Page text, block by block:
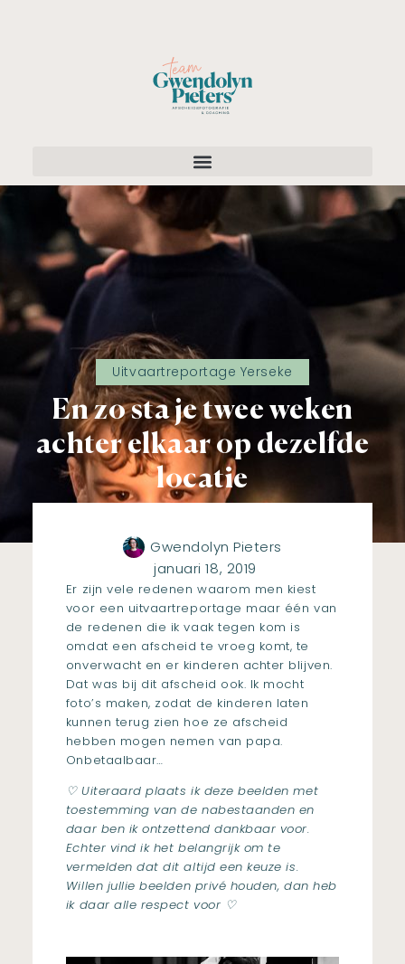
Uitvaartreportage Yerseke
En zo sta je twee weken
achter elkaar op dezelfde
locatie
Gwendolyn Pieters
januari 18, 2019
Er zijn vele redenen waarom men kiest
voor een uitvaartreportage maar één van
de redenen die ik vaak tegen kom is
omdat een afscheid te vroeg komt, te
onverwacht en er kinderen achter blijven.
Dat was bij dit afscheid ook. Ik mocht
foto’s maken, zodat de kinderen laten
kunnen terug zien hoe ze afscheid
hebben mogen nemen van papa.
Onbetaalbaar…
♡ Uiteraard plaats ik deze beelden met
toestemming van de nabestaanden en
daar ben ik ontzettend dankbaar voor.
Echter vind ik het belangrijk om te
vermelden dat dit altijd een keuze is.
Willen jullie beelden privé houden, dan heb
ik daar alle respect voor ♡